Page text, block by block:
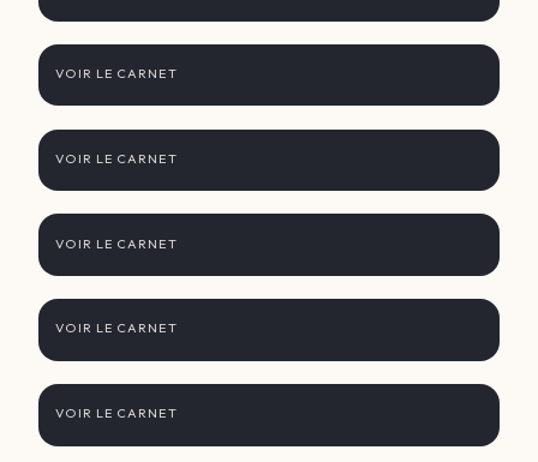
4 août - arrivée à Chennai
VOIR LE CARNET
5 août - Mahabalipuram
VOIR LE CARNET
6 août - Pondichéry
VOIR LE CARNET
7 août - Trinquebar
VOIR LE CARNET
8 août - Kumbakonam
VOIR LE CARNET
9 août - Thanjavur